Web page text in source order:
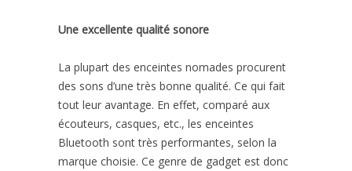
Une excellente qualité sonore
La plupart des enceintes nomades procurent
des sons d’une très bonne qualité. Ce qui fait
tout leur avantage. En effet, comparé aux
écouteurs, casques, etc., les enceintes
Bluetooth sont très performantes, selon la
marque choisie. Ce genre de gadget est donc